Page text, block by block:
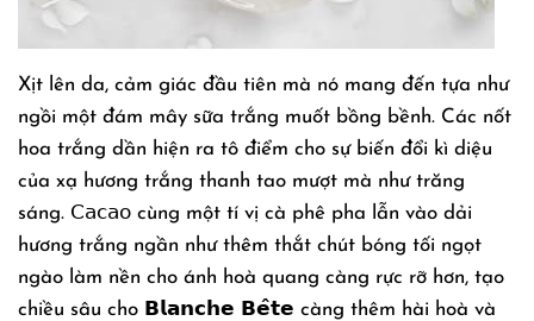
Xịt lên da, cảm giác đầu tiên mà nó mang đến tựa như
ngồi một đám mây sữa trắng muốt bồng bềnh. Các nốt
hoa trắng dần hiện ra tô điểm cho sự biến đổi kì diệu
của xạ hương trắng thanh tao mượt mà như trăng
sáng. 𝖢𝖺𝖼𝖺𝗈 cùng một tí vị cà phê pha lẫn vào dải
hương trắng ngần như thêm thắt chút bóng tối ngọt
ngào làm nền cho ánh hoà quang càng rực rỡ hơn, tạo
chiều sâu cho 𝗕𝗹𝗮𝗻𝗰𝗵𝗲 𝗕𝗲̂𝘁𝗲 càng thêm hài hoà và